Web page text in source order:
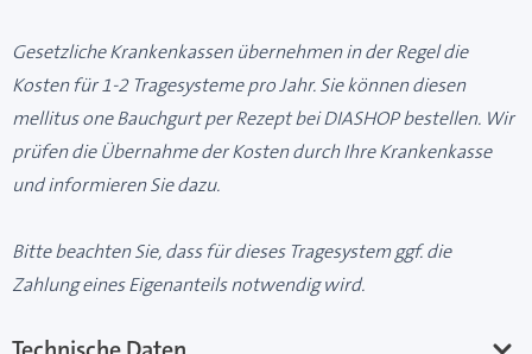
Gesetzliche Krankenkassen übernehmen in der Regel die
Kosten für 1-2 Tragesysteme pro Jahr. Sie können diesen
mellitus one Bauchgurt per Rezept bei DIASHOP bestellen. Wir
prüfen die Übernahme der Kosten durch Ihre Krankenkasse
und informieren Sie dazu.
Bitte beachten Sie, dass für dieses Tragesystem ggf. die
Zahlung eines Eigenanteils notwendig wird.